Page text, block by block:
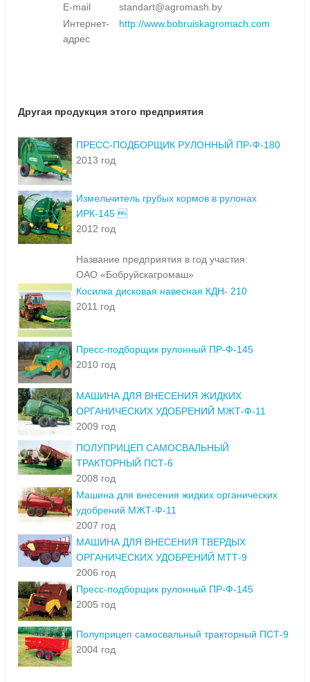
E-mail
standart@agromash.by
Интернет-
адрес
http://www.bobruiskagromach.com
Другая продукция этого предприятия
ПРЕСС-ПОДБОРЩИК РУЛОННЫЙ ПР-Ф-180
2013 год
Измельчитель грубых кормов в рулонах
ИРК-145 
2012 год
Название предприятия в год участия:
ОАО «Бобруйскагромаш»
Косилка дисковая навесная КДН- 210
2011 год
Пресс-подборщик рулонный ПР-Ф-145
2010 год
МАШИНА ДЛЯ ВНЕСЕНИЯ ЖИДКИХ
ОРГАНИЧЕСКИХ УДОБРЕНИЙ МЖТ-Ф-11
2009 год
ПОЛУПРИЦЕП САМОСВАЛЬНЫЙ
ТРАКТОРНЫЙ ПСТ-6
2008 год
Машина для внесения жидких органических
удобрений МЖТ-Ф-11
2007 год
МАШИНА ДЛЯ ВНЕСЕНИЯ ТВЕРДЫХ
ОРГАНИЧЕСКИХ УДОБРЕНИЙ МТТ-9
2006 год
Пресс-подборщик рулонный ПР-Ф-145
2005 год
Полуприцеп самосвальный тракторный ПСТ-9
2004 год